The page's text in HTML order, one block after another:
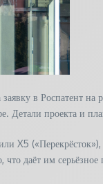
в Роспатент
Детали проекта и
X5
что даёт им